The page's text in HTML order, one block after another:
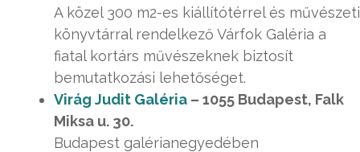
A közel 300 m2-es kiállítótérrel és művészeti
könyvtárral rendelkező Várfok Galéria a
fiatal kortárs művészeknek biztosít
bemutatkozási lehetőséget.
Virág Judit Galéria – 1055 Budapest, Falk
Miksa u. 30.
Budapest galérianegyedében